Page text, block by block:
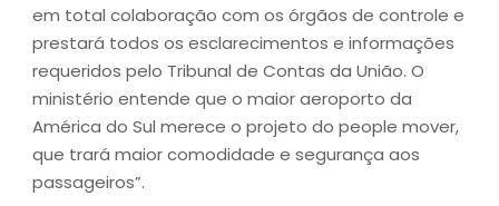
em total colaboração com os órgãos de controle e
prestará todos os esclarecimentos e informações
requeridos pelo Tribunal de Contas da União. O
ministério entende que o maior aeroporto da
América do Sul merece o projeto do people mover,
que trará maior comodidade e segurança aos
passageiros”.